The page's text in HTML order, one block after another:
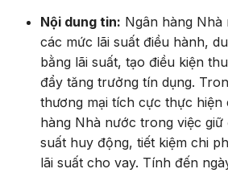
Nội dung tin: Ngân hàng
các mức lãi suất điều hành,
bằng lãi suất, tạo điều kiện
đẩy tăng trưởng tín dụng.
thương mại tích cực thực hiện
hàng Nhà nước trong việc
suất huy động, tiết kiệm chi
lãi suất cho vay. Tính đến